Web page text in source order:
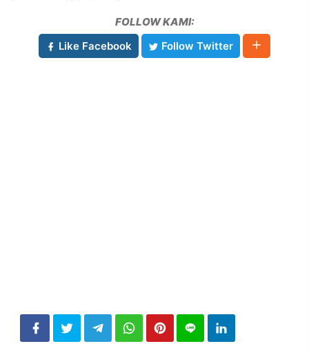
FOLLOW KAMI:
Like Facebook
Follow Twitter